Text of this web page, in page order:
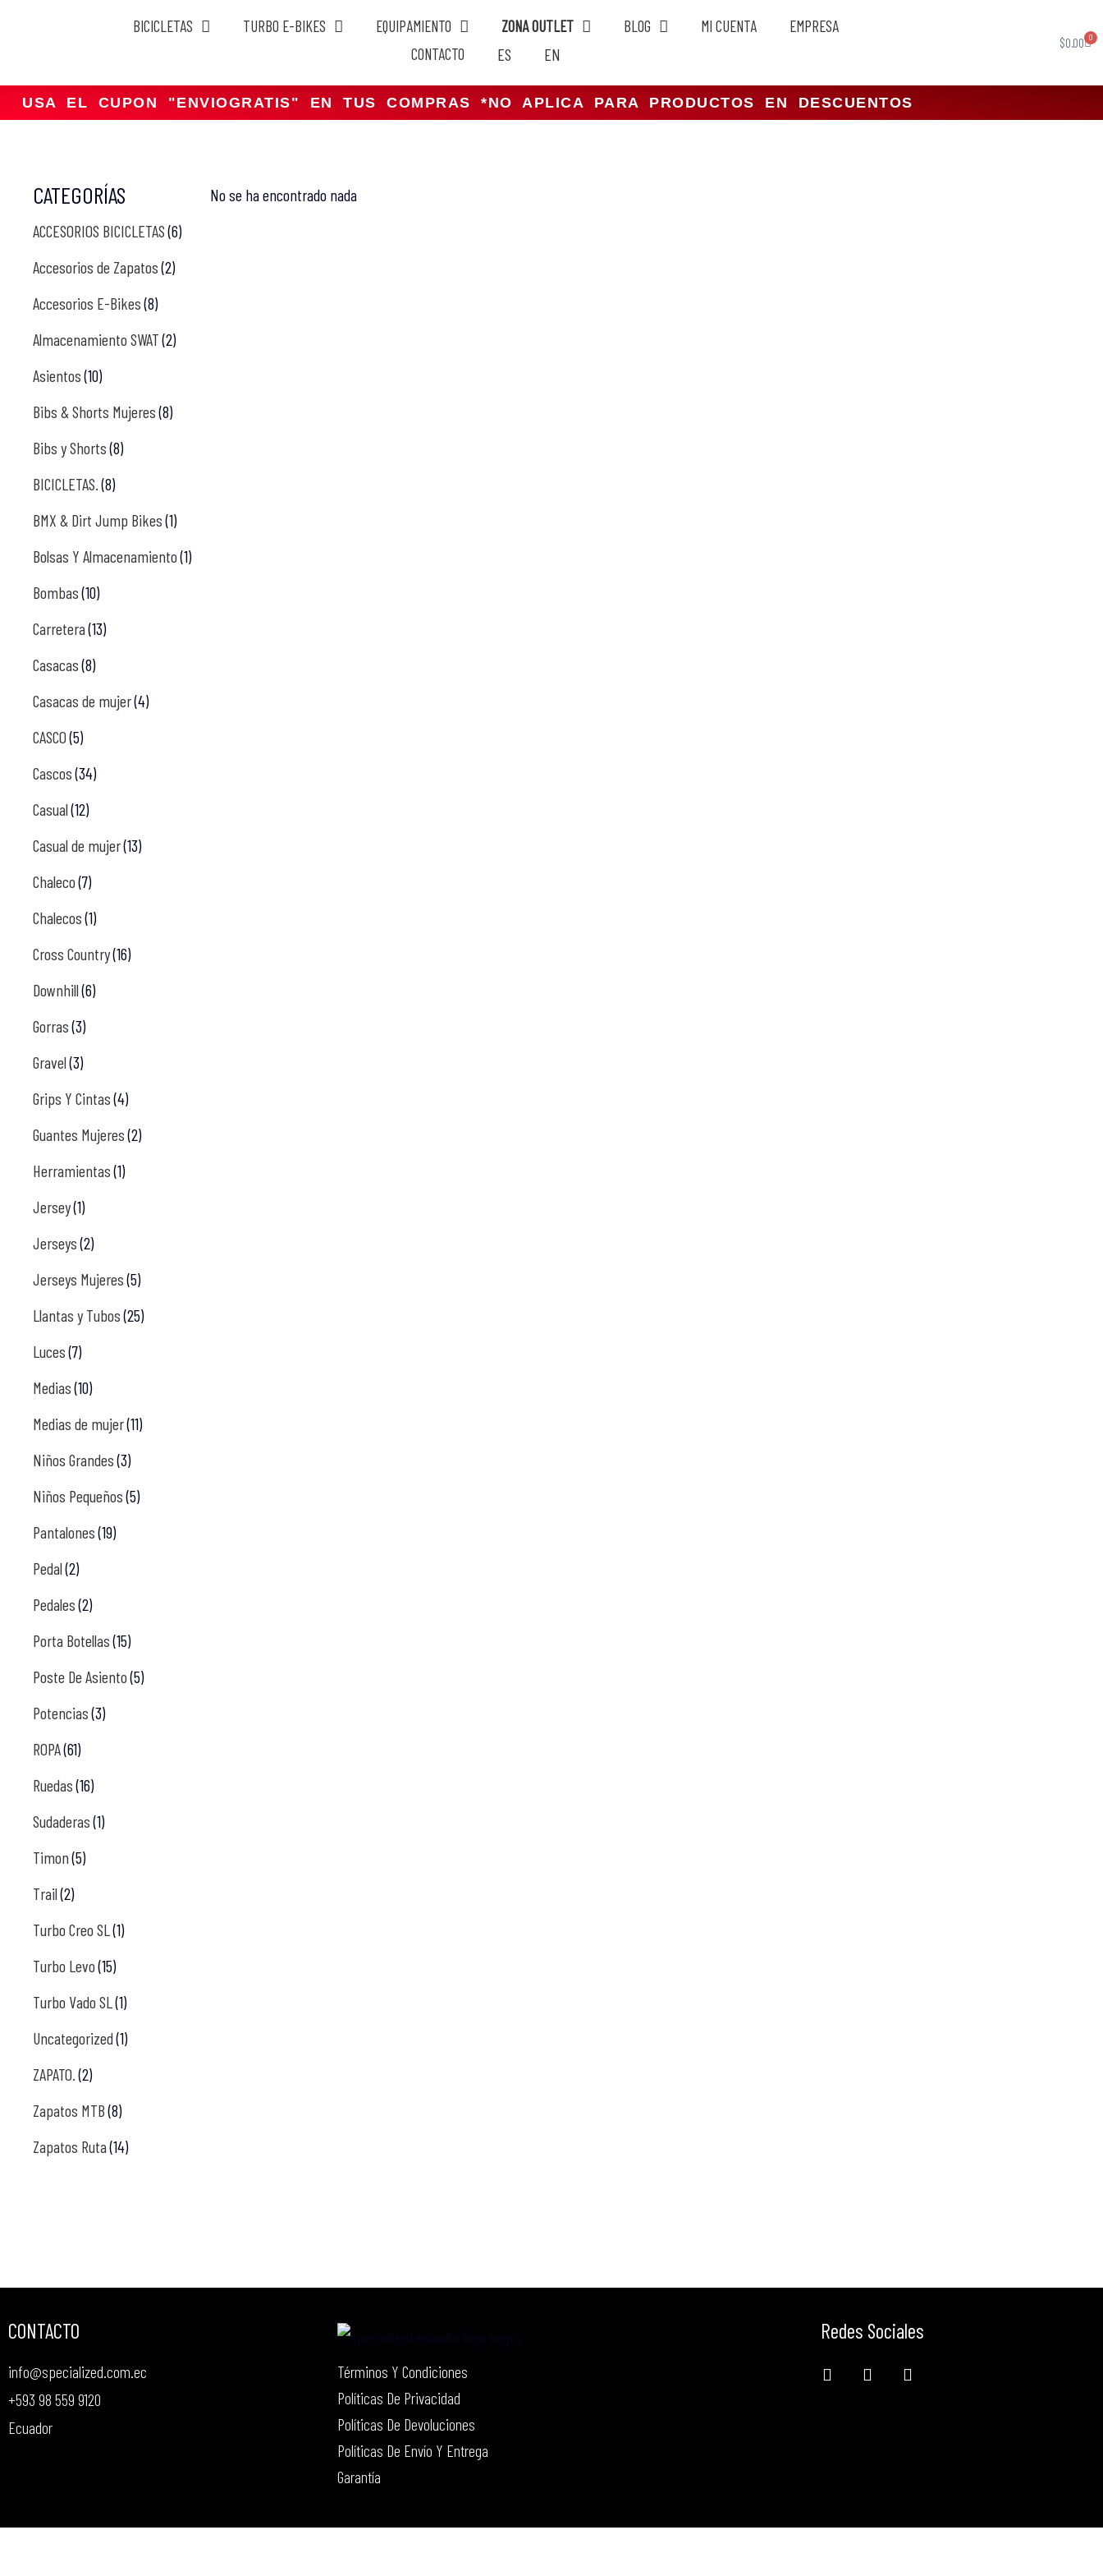
contenido
BICICLETAS TURBO E-BIKES EQUIPAMIENTO ZONA OUTLET BLOG MI CUENTA
EMPRESA
CONTACTO
ES EN
$0.00 0
USA EL CUPON "ENVIOGRATIS" EN TUS COMPRAS *NO APLICA PARA PRODUCTOS EN DESCUENTOS
CATEGORÍAS
ACCESORIOS BICICLETAS (6)
Accesorios de Zapatos (2)
Accesorios E-Bikes (8)
Almacenamiento SWAT (2)
Asientos (10)
Bibs & Shorts Mujeres (8)
Bibs y Shorts (8)
BICICLETAS. (8)
BMX & Dirt Jump Bikes (1)
Bolsas Y Almacenamiento (1)
Bombas (10)
Carretera (13)
Casacas (8)
Casacas de mujer(4)
CASCO (5)
Cascos (34)
Casual(12)
Casual de mujer(13)
Chaleco (7)
Chalecos (1)
Cross Country(16)
Downhill(6)
Gorras (3)
Gravel(3)
Grips Y Cintas (4)
Guantes Mujeres (2)
Herramientas (1)
Jersey(1)
Jerseys (2)
Jerseys Mujeres (5)
Llantas y Tubos (25)
Luces (7)
Medias (10)
Medias de mujer(11)
Niños Grandes (3)
Niños Pequeños (5)
Pantalones (19)
Pedal(2)
Pedales (2)
Porta Botellas (15)
Poste De Asiento (5)
Potencias (3)
ROPA(61)
Ruedas (16)
Sudaderas (1)
Timon (5)
Trail(2)
Turbo Creo SL(1)
Turbo Levo (15)
Turbo Vado SL(1)
Uncategorized (1)
ZAPATO. (2)
Zapatos MTB (8)
Zapatos Ruta (14)
No se ha encontrado nada
CONTACTO
info@specialized.com.ec
+593 98 559 9120
Ecuador
Términos Y Condiciones
Políticas De Privacidad
Políticas De Devoluciones
Políticas De Envío Y Entrega
Garantía
Redes Sociales